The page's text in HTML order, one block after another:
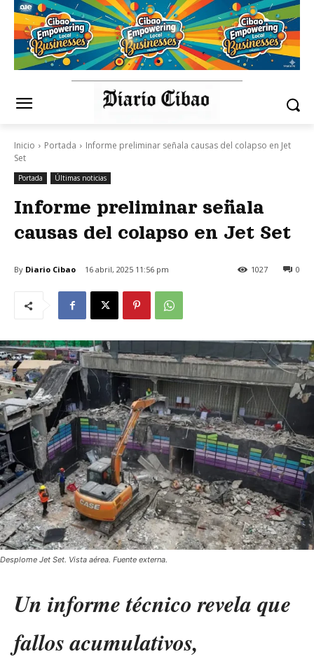
Inicio Portada
Informe preliminar señala causas del colapso en Jet
Set
Portada Últimas noticias
Informe preliminar señala
causas del colapso en Jet Set
By Diario Cibao 16 abril, 2025 11:56 pm 0
1027
Desplome Jet Set. Vista aérea. Fuente externa.
Un informe técnico revela que
fallos acumulativos,